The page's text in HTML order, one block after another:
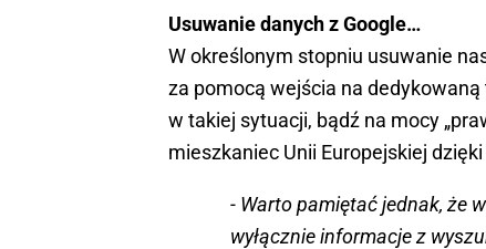
Usuwanie danych z Google…
W określonym stopniu usuwanie
za pomocą wejścia na
w takiej sytuacji, bądź na mocy
mieszkaniec Unii Europejskiej dzięki
- Warto pamiętać jednak, że
wyłącznie informacje z